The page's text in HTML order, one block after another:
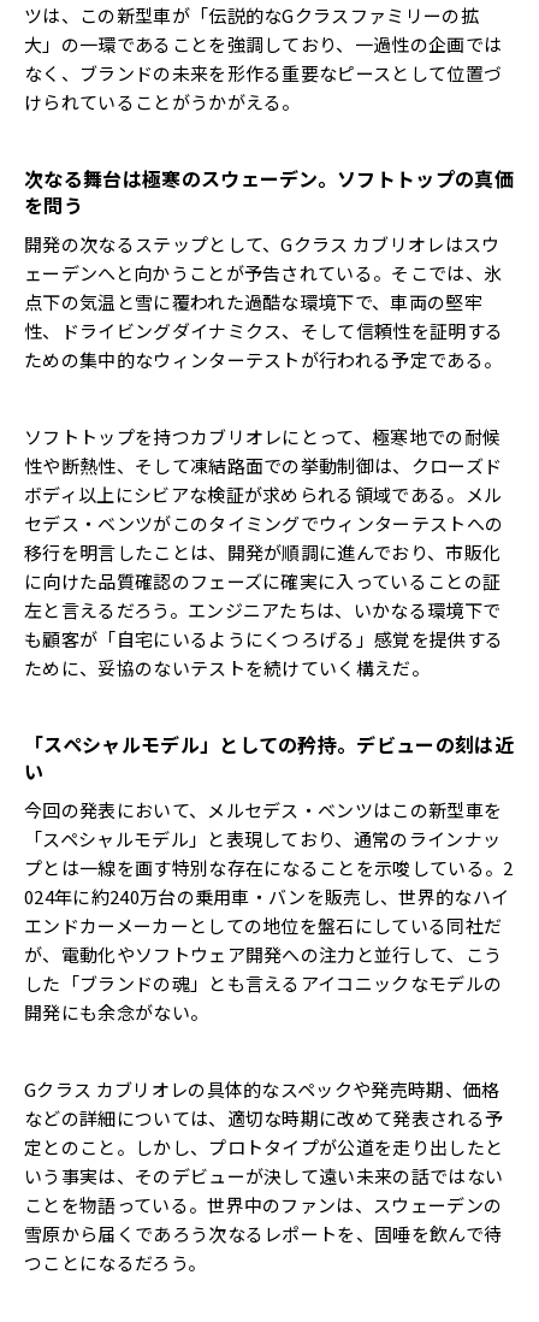
ツは、この新型車が「伝説的なGクラスファミリーの拡
大」の一環であることを強調しており、一過性の企画では
なく、ブランドの未来を形作る重要なピースとして位置づ
けられていることがうかがえる。
次なる舞台は極寒のスウェーデン。ソフトトップの真価
を問う
開発の次なるステップとして、Gクラス カブリオレはスウ
ェーデンへと向かうことが予告されている。そこでは、氷
点下の気温と雪に覆われた過酷な環境下で、車両の堅牢
性、ドライビングダイナミクス、そして信頼性を証明する
ための集中的なウィンターテストが行われる予定である。
ソフトトップを持つカブリオレにとって、極寒地での耐候
性や断熱性、そして凍結路面での挙動制御は、クローズド
ボディ以上にシビアな検証が求められる領域である。メル
セデス・ベンツがこのタイミングでウィンターテストへの
移行を明言したことは、開発が順調に進んでおり、市販化
に向けた品質確認のフェーズに確実に入っていることの証
左と言えるだろう。エンジニアたちは、いかなる環境下で
も顧客が「自宅にいるようにくつろげる」感覚を提供する
ために、妥協のないテストを続けていく構えだ。
「スペシャルモデル」としての矜持。デビューの刻は近
い
今回の発表において、メルセデス・ベンツはこの新型車を
「スペシャルモデル」と表現しており、通常のラインナッ
プとは一線を画す特別な存在になることを示唆している。2
024年に約240万台の乗用車・バンを販売し、世界的なハイ
エンドカーメーカーとしての地位を盤石にしている同社だ
が、電動化やソフトウェア開発への注力と並行して、こう
した「ブランドの魂」とも言えるアイコニックなモデルの
開発にも余念がない。
Gクラス カブリオレの具体的なスペックや発売時期、価格
などの詳細については、適切な時期に改めて発表される予
定とのこと。しかし、プロトタイプが公道を走り出したと
いう事実は、そのデビューが決して遠い未来の話ではない
ことを物語っている。世界中のファンは、スウェーデンの
雪原から届くであろう次なるレポートを、固唾を飲んで待
つことになるだろう。